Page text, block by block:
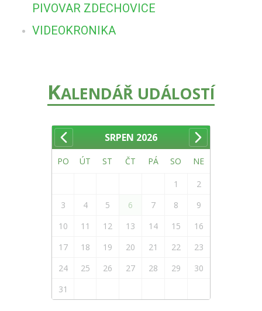
PIVOVAR ZDECHOVICE
VIDEOKRONIKA
KALENDÁŘ UDÁLOSTÍ
SRPEN 2026
PO ÚT ST ČT PÁ SO NE
1
2
3
4 5 6 7 8
9
10
11 12 13 14 15
16
17
18 19 20 21 22
23
24
25 26 27 28 29
30
31